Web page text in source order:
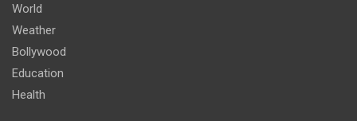
World
Weather
Bollywood
Education
Health